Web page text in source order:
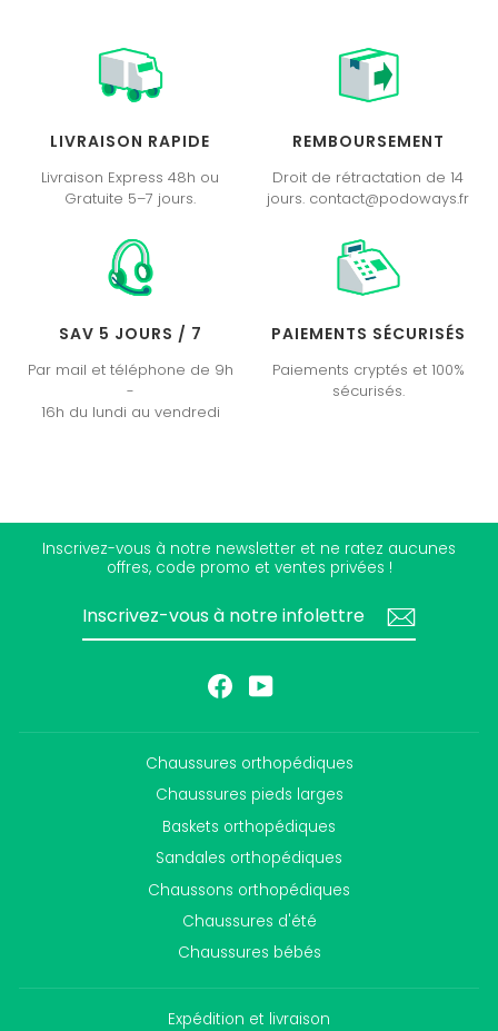
LIVRAISON RAPIDE
Livraison Express 48h ou
Gratuite 5–7 jours.
REMBOURSEMENT
Droit de rétractation de 14
jours. contact@podoways.fr
SAV 5 JOURS / 7
Par mail et téléphone de 9h
-
16h du lundi au vendredi
PAIEMENTS SÉCURISÉS
Paiements cryptés et 100%
sécurisés.
Inscrivez-vous à notre newsletter et ne ratez aucunes
offres, code promo et ventes privées !
FacebookYouTube
Chaussures orthopédiques
Chaussures pieds larges
Baskets orthopédiques
Sandales orthopédiques
Chaussons orthopédiques
Chaussures d'été
Chaussures bébés
Expédition et livraison